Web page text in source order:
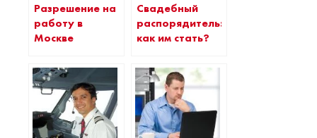
Разрешение на
работу в
Москве
Свадебный
распорядитель:
как им стать?